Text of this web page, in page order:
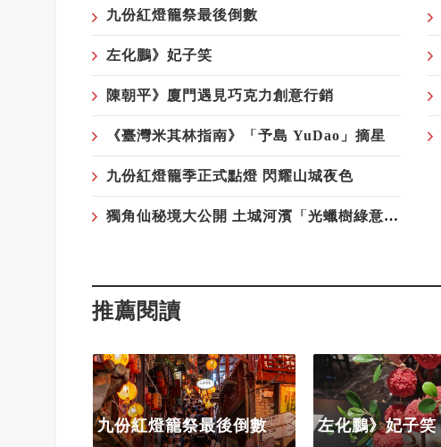
九份紅燈籠祭最後倒數
左化鵬》妃子笑
陳朝平》廈門遇見巧克力創意行銷
《臺灣米其林指南》「予島 YuDao」摘星
九份紅燈籠季正式點燈 閃耀山城夜色
獨角仙秘境大公開 土城河濱「光蠟樹綠意廊道」
推薦閱讀
九份紅燈籠祭最後倒數 左化鵬》妃子笑